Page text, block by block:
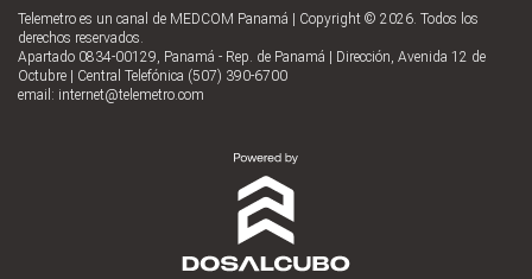
Telemetro es un canal de MEDCOM Panamá | Copyright © 2026. Todos los
derechos reservados.
Apartado 0834-00129, Panamá - Rep. de Panamá | Dirección, Avenida 12 de
Octubre | Central Telefónica (507) 390-6700
email: internet@telemetro.com